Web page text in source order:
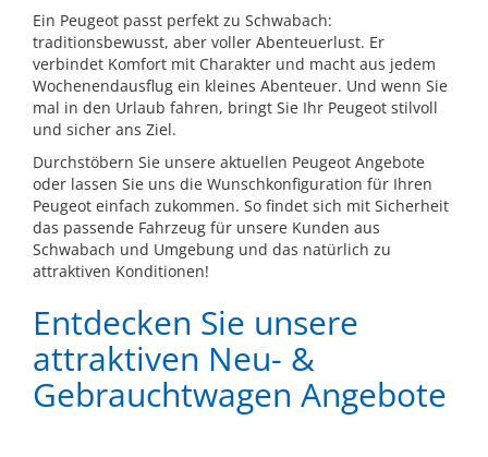
Ein Peugeot passt perfekt zu Schwabach:
traditionsbewusst, aber voller Abenteuerlust. Er
verbindet Komfort mit Charakter und macht aus jedem
Wochenendausflug ein kleines Abenteuer. Und wenn Sie
mal in den Urlaub fahren, bringt Sie Ihr Peugeot stilvoll
und sicher ans Ziel.
Durchstöbern Sie unsere aktuellen Peugeot Angebote
oder lassen Sie uns die Wunschkonfiguration für Ihren
Peugeot einfach zukommen. So findet sich mit Sicherheit
das passende Fahrzeug für unsere Kunden aus
Schwabach und Umgebung und das natürlich zu
attraktiven Konditionen!
Entdecken Sie unsere
attraktiven Neu- &
Gebrauchtwagen Angebote